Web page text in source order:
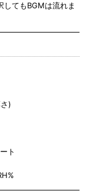
てもBGMは流れま
)
ト